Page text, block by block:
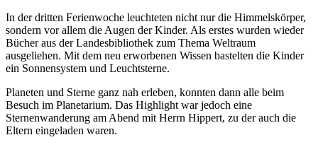
In der dritten Ferienwoche leuchteten nicht nur die Himmelskörper,
sondern vor allem die Augen der Kinder. Als erstes wurden wieder
Bücher aus der Landesbibliothek zum Thema Weltraum
ausgeliehen. Mit dem neu erworbenen Wissen bastelten die Kinder
ein Sonnensystem und Leuchtsterne.
Planeten und Sterne ganz nah erleben, konnten dann alle beim
Besuch im Planetarium. Das Highlight war jedoch eine
Sternenwanderung am Abend mit Herrn Hippert, zu der auch die
Eltern eingeladen waren.